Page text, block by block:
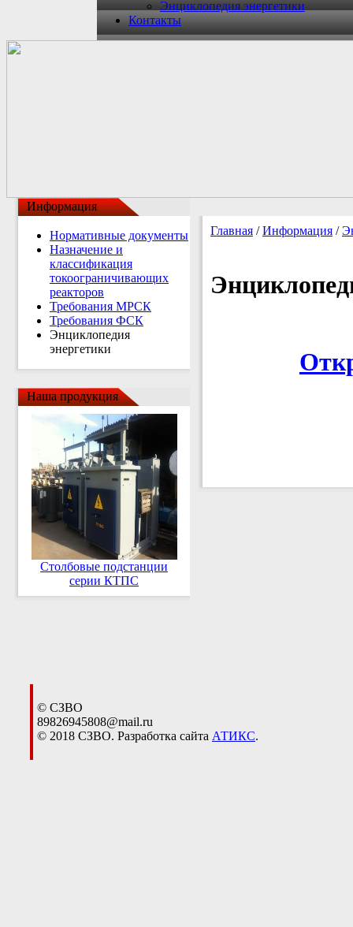
Энциклопедия энергетики
Контакты
Информация
Нормативные документы
Назначение и
классификация
токоограничивающих
реакторов
Требования МРСК
Требования ФСК
Энциклопедия
энергетики
Наша продукция
Столбовые подстанции
серии КТПС
Главная /Информация /
© СЗВО
89826945808@mail.ru
© 2018 СЗВО. Разработка сайта АТИКС.